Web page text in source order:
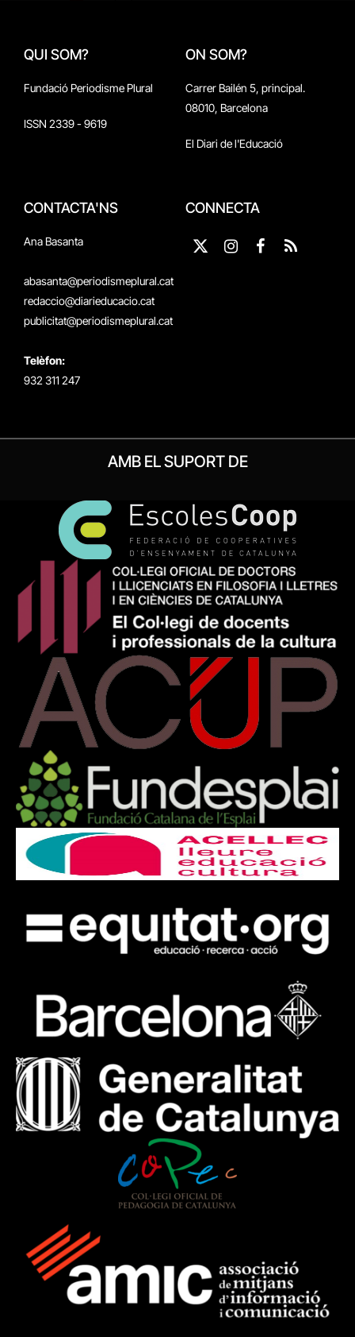
QUI SOM?
Fundació Periodisme Plural
ISSN 2339 - 9619
ON SOM?
Carrer Bailén 5, principal.
08010, Barcelona
El Diari de l'Educació
CONTACTA'NS
Ana Basanta
abasanta@periodismeplural.cat
redaccio@diarieducacio.cat
publicitat@periodismeplural.cat
Telèfon:
932 311 247
CONNECTA
X
Instagram
Facebook
RSS
AMB EL SUPORT DE